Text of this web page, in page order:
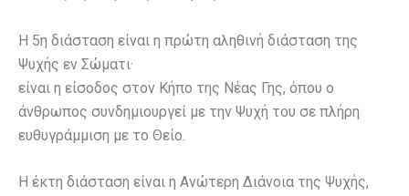
Η 5η διάσταση είναι η πρώτη αληθινή διάσταση της
Ψυχής εν Σώματι·
είναι η είσοδος στον Κήπο της Νέας Γης, όπου ο
άνθρωπος συνδημιουργεί με την Ψυχή του σε πλήρη
ευθυγράμμιση με το Θείο.
Η έκτη διάσταση είναι η Ανώτερη Διάνοια της Ψυχής,